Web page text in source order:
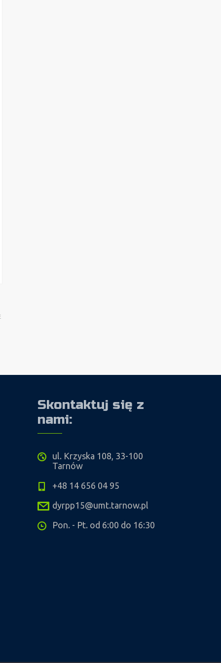
Skontaktuj się z
nami:
ul. Krzyska 108, 33-100
Tarnów
+48 14 656 04 95
dyrpp15@umt.tarnow.pl
Pon. - Pt. od 6:00 do 16:30